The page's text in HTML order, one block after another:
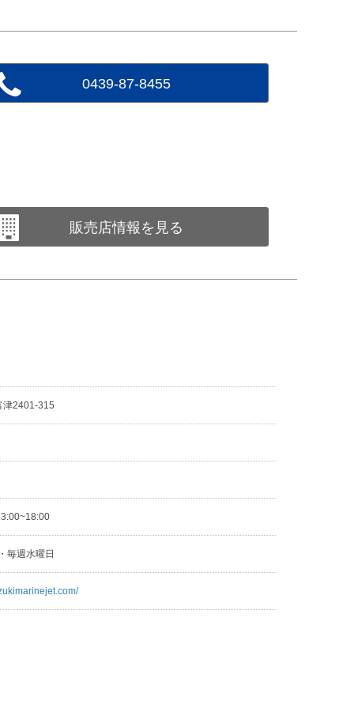
0439-87-8455
販売店情報を見る
津2401-315
毎週水曜日